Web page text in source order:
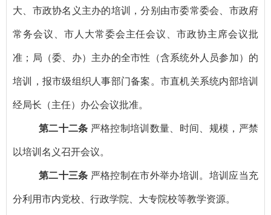
大、市政协名义主办的培训，分别由市委常委会、市政府
常务会议、市人大常委会主任会议、市政协主席会议批
准；局（委、办）主办的全市性（含系统外人员参加）的
培训，报市级组织人事部门备案。市直机关系统内部培训
经局长（主任）办公会议批准。
第二十二条 严格控制培训数量、时间、规模，严禁
以培训名义召开会议。
第二十三条 严格控制在市外举办培训。培训应当充
分利用市内党校、行政学院、大专院校等教学资源。